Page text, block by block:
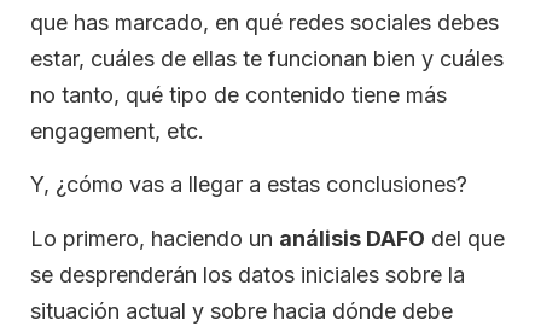
que has marcado, en qué redes sociales debes
estar, cuáles de ellas te funcionan bien y cuáles
no tanto, qué tipo de contenido tiene más
engagement, etc.
Y, ¿cómo vas a llegar a estas conclusiones?
Lo primero, haciendo un análisis DAFO del que
se desprenderán los datos iniciales sobre la
situación actual y sobre hacia dónde debe